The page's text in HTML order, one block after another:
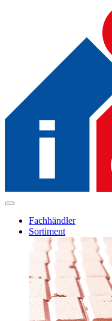
Fachhändler
Sortiment